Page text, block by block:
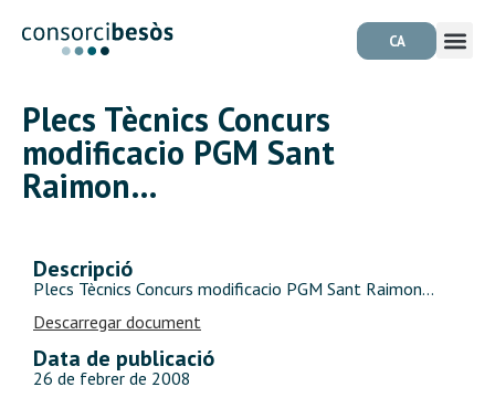
CA
Plecs Tècnics Concurs
modificacio PGM Sant
Raimon…
Descripció
Plecs Tècnics Concurs modificacio PGM Sant Raimon…
Descarregar document
Data de publicació
26 de febrer de 2008